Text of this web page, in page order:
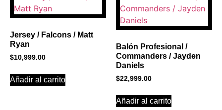
Click Here
Jersey / Falcons / Matt
Ryan
$10,999.00
Añadir al carrito
Balón Profesional /
Commanders / Jayden
Daniels
$22,999.00
Añadir al carrito